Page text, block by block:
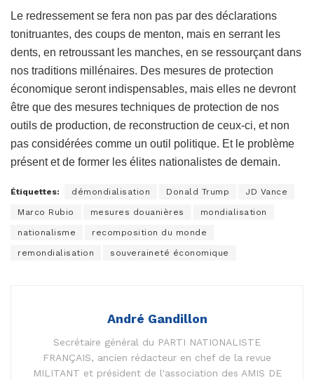
Le redressement se fera non pas par des déclarations
tonitruantes, des coups de menton, mais en serrant les
dents, en retroussant les manches, en se ressourçant dans
nos traditions millénaires. Des mesures de protection
économique seront indispensables, mais elles ne devront
être que des mesures techniques de protection de nos
outils de production, de reconstruction de ceux-ci, et non
pas considérées comme un outil politique. Et le problème
présent et de former les élites nationalistes de demain.
Étiquettes: démondialisation Donald Trump JD Vance
Marco Rubio mesures douanières mondialisation
nationalisme recomposition du monde
remondialisation souveraineté économique
André Gandillon
Secrétaire général du PARTI NATIONALISTE
FRANÇAIS, ancien rédacteur en chef de la revue
MILITANT et président de l'association des AMIS DE